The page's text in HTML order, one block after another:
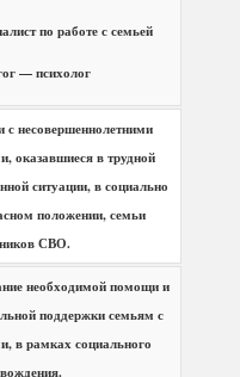
по работе с семьей
— психолог
с несовершеннолетними
оказавшиеся в трудной
ситуации, в социально
положении, семьи
СВО.
необходимой помощи и
поддержки семьям с
в рамках социального